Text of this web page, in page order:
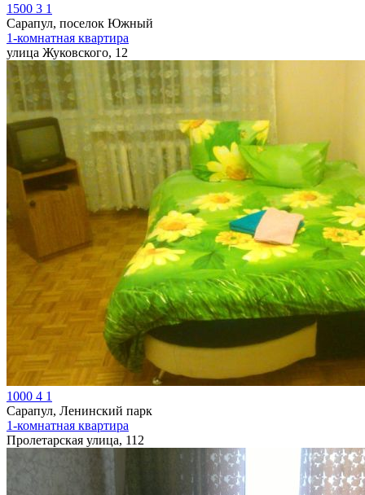
1500 3 1
Сарапул, поселок Южный
1-комнатная квартира
улица Жуковского, 12
1000 4 1
Сарапул, Ленинский парк
1-комнатная квартира
Пролетарская улица, 112